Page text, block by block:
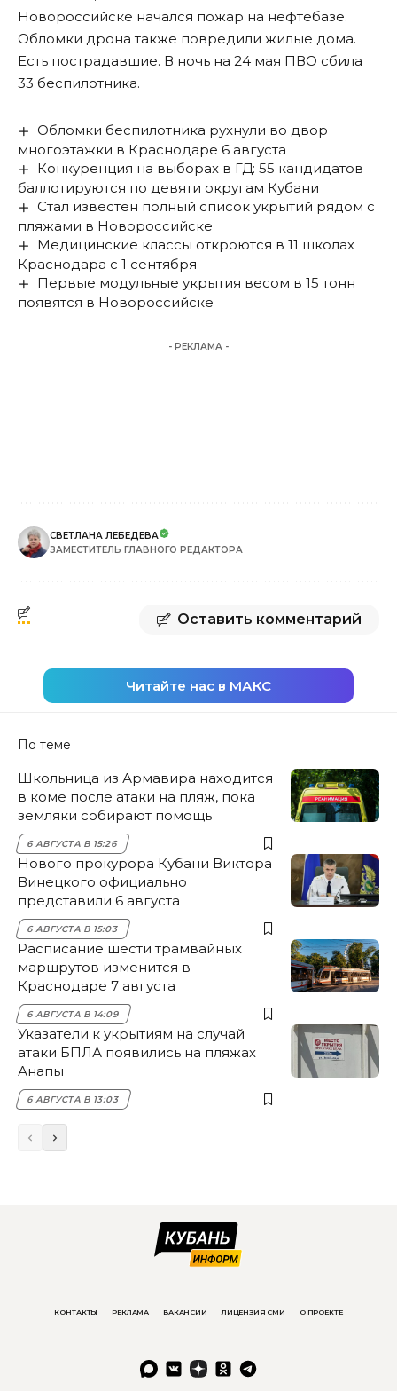
Новороссийске начался пожар на нефтебазе.
Обломки дрона также повредили жилые дома.
Есть пострадавшие. В ночь на 24 мая ПВО сбила
33 беспилотника.
Обломки беспилотника рухнули во двор
многоэтажки в Краснодаре 6 августа
Конкуренция на выборах в ГД: 55 кандидатов
баллотируются по девяти округам Кубани
Стал известен полный список укрытий рядом с
пляжами в Новороссийске
Медицинские классы откроются в 11 школах
Краснодара с 1 сентября
Первые модульные укрытия весом в 15 тонн
появятся в Новороссийске
- РЕКЛАМА -
СВЕТЛАНА ЛЕБЕДЕВА
ЗАМЕСТИТЕЛЬ ГЛАВНОГО РЕДАКТОРА
Оставить комментарий
Читайте нас в МАКС
По теме
Школьница из Армавира находится
в коме после атаки на пляж, пока
земляки собирают помощь
6 АВГУСТА В 15:26
Нового прокурора Кубани Виктора
Винецкого официально
представили 6 августа
6 АВГУСТА В 15:03
Расписание шести трамвайных
маршрутов изменится в
Краснодаре 7 августа
6 АВГУСТА В 14:09
Указатели к укрытиям на случай
атаки БПЛА появились на пляжах
Анапы
6 АВГУСТА В 13:03
КОНТАКТЫ РЕКЛАМА ВАКАНСИИ ЛИЦЕНЗИЯ СМИ О ПРОЕКТЕ